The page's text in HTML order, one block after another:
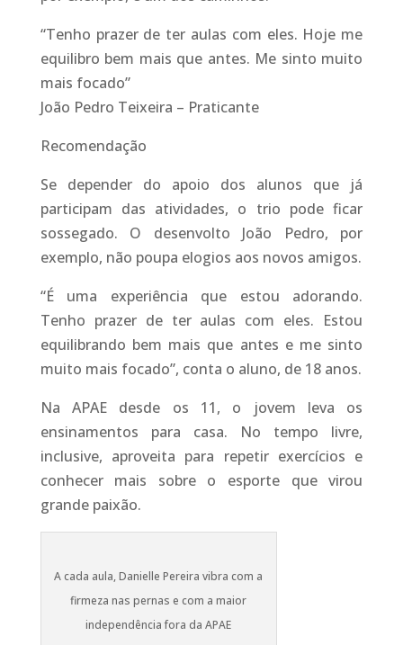
“Tenho prazer de ter aulas com eles. Hoje me
equilibro bem mais que antes. Me sinto muito
mais focado”
João Pedro Teixeira – Praticante
Recomendação
Se depender do apoio dos alunos que já
participam das atividades, o trio pode ficar
sossegado. O desenvolto João Pedro, por
exemplo, não poupa elogios aos novos amigos.
“É uma experiência que estou adorando.
Tenho prazer de ter aulas com eles. Estou
equilibrando bem mais que antes e me sinto
muito mais focado”, conta o aluno, de 18 anos.
Na APAE desde os 11, o jovem leva os
ensinamentos para casa. No tempo livre,
inclusive, aproveita para repetir exercícios e
conhecer mais sobre o esporte que virou
grande paixão.
A cada aula, Danielle Pereira vibra com a
firmeza nas pernas e com a maior
independência fora da APAE